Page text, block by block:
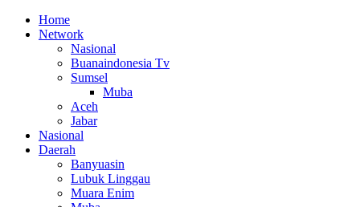
Home
Network
Nasional
Buanaindonesia Tv
Sumsel
Muba
Aceh
Jabar
Nasional
Daerah
Banyuasin
Lubuk Linggau
Muara Enim